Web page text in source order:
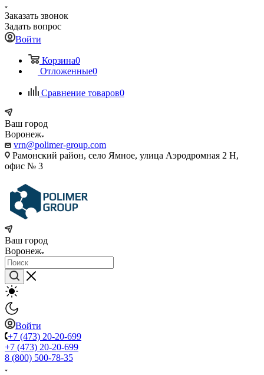
Заказать звонок
Задать вопрос
Войти
Корзина0
Отложенные0
Сравнение товаров0
Ваш город
Воронеж
vrn@polimer-group.com
Рамонский район, село Ямное, улица Аэродромная 2 Н,
офис № 3
Ваш город
Воронеж
Войти
+7 (473) 20-20-699
+7 (473) 20-20-699
8 (800) 500-78-35